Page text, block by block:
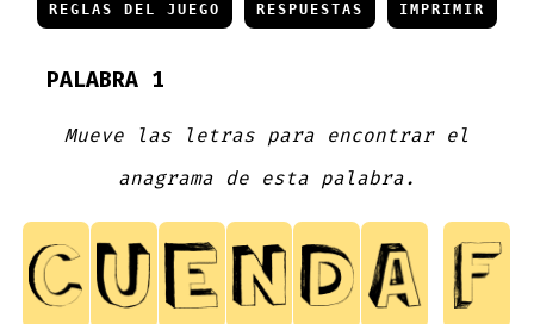
REGLAS DEL JUEGO RESPUESTAS IMPRIMIR
PALABRA 1
Mueve las letras para encontrar el
anagrama de esta palabra.